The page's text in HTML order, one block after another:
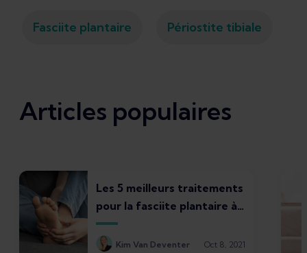
Fasciite plantaire Périostite tibiale
Articles populaires
Les 5 meilleurs traitements
pour la fasciite plantaire à
faire chez soi
Kim Van Deventer Oct 8, 2021